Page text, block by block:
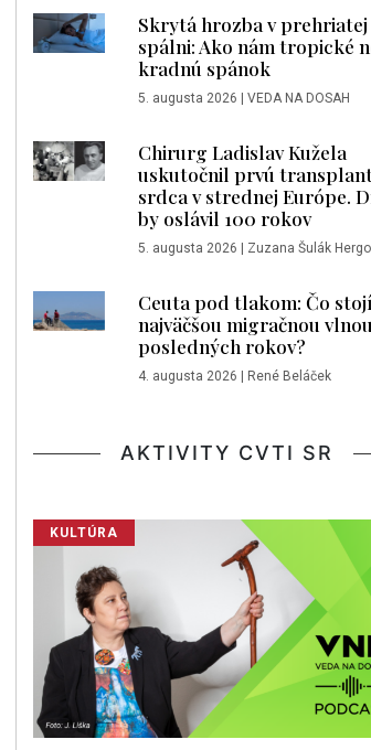
Skrytá hrozba v prehriatej
spálni: Ako nám tropické
kradnú spánok
5. augusta 2026 | VEDA NA DOSAH
Chirurg Ladislav Kužela
uskutočnil prvú
srdca v strednej Európe.
by oslávil 100 rokov
5. augusta 2026 | Zuzana Šulák
Ceuta pod tlakom: Čo
najväčšou migračnou vlnou
posledných rokov?
4. augusta 2026 | René Beláček
AKTIVITY CVTI SR
KULTÚRA